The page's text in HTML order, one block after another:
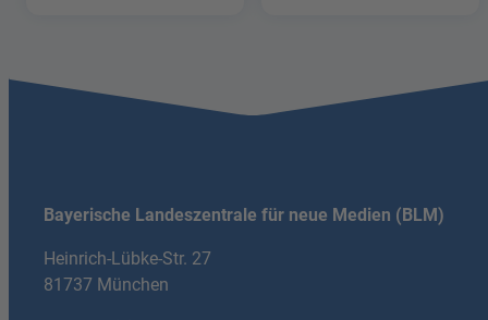
Bayerische Landeszentrale für neue Medien (BLM)
Heinrich-Lübke-Str. 27
81737 München